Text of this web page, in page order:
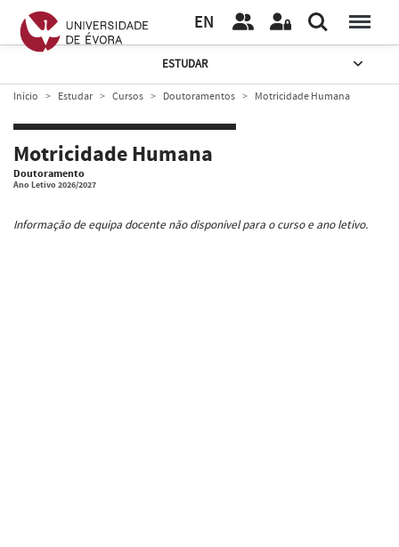
EN
ESTUDAR
Início Estudar Cursos Doutoramentos Motricidade Humana
Motricidade Humana
Doutoramento
Ano Letivo 2026/2027
Informação de equipa docente não disponível para o curso e ano letivo.